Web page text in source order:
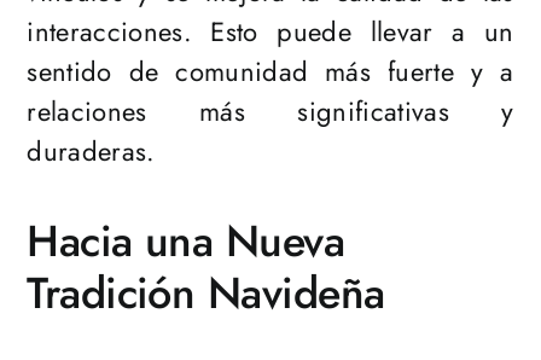
interacciones. Esto puede llevar a un
sentido de comunidad más fuerte y a
relaciones más significativas y
duraderas.
Hacia una Nueva
Tradición Navideña